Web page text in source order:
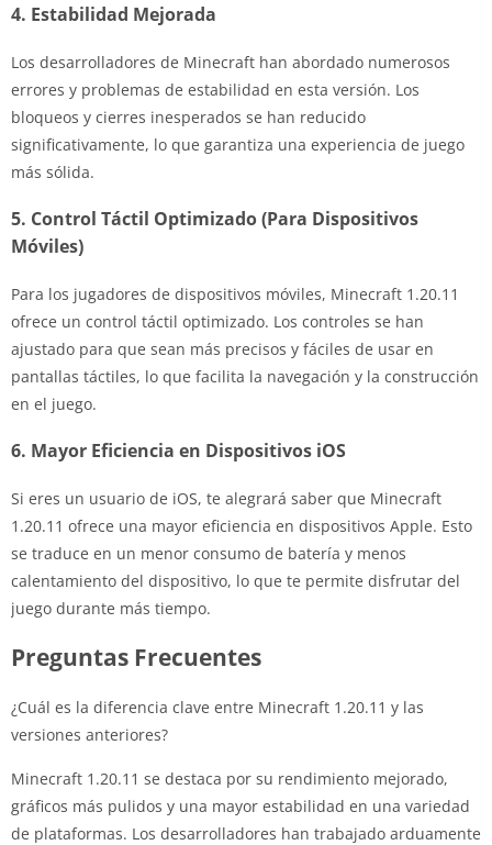
4. Estabilidad Mejorada
Los desarrolladores de Minecraft han abordado numerosos
errores y problemas de estabilidad en esta versión. Los
bloqueos y cierres inesperados se han reducido
significativamente, lo que garantiza una experiencia de juego
más sólida.
5. Control Táctil Optimizado (Para Dispositivos
Móviles)
Para los jugadores de dispositivos móviles, Minecraft 1.20.11
ofrece un control táctil optimizado. Los controles se han
ajustado para que sean más precisos y fáciles de usar en
pantallas táctiles, lo que facilita la navegación y la construcción
en el juego.
6. Mayor Eficiencia en Dispositivos iOS
Si eres un usuario de iOS, te alegrará saber que Minecraft
1.20.11 ofrece una mayor eficiencia en dispositivos Apple. Esto
se traduce en un menor consumo de batería y menos
calentamiento del dispositivo, lo que te permite disfrutar del
juego durante más tiempo.
Preguntas Frecuentes
¿Cuál es la diferencia clave entre Minecraft 1.20.11 y las
versiones anteriores?
Minecraft 1.20.11 se destaca por su rendimiento mejorado,
gráficos más pulidos y una mayor estabilidad en una variedad
de plataformas. Los desarrolladores han trabajado arduamente